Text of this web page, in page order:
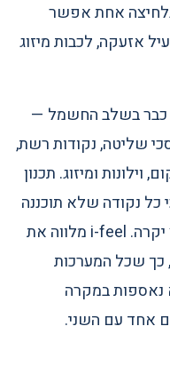
בלחיצה אחת אפשר
אזעקה, לכבות מיזוג
כבר בשלב החשמל —
שליטה, נקודות רשת,
ומיזוג. תכנון
נקודה שלא תוכננה
בזמן עלולה להפוך לעבודת שיפוץ יקרה. i-feel מלווה את
כך שכל המערכות
נאספות במקרה
אחד עם השני.